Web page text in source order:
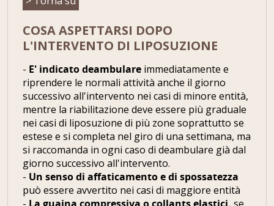
COSA ASPETTARSI DOPO
L'INTERVENTO DI LIPOSUZIONE
- E' indicato deambulare immediatamente e
riprendere le normali attività anche il giorno
successivo all'intervento nei casi di minore entità,
mentre la riabilitazione deve essere più graduale
nei casi di liposuzione di più zone soprattutto se
estese e si completa nel giro di una settimana, ma
si raccomanda in ogni caso di deambulare già dal
giorno successivo all'intervento.
- Un senso di affaticamento e di spossatezza
può essere avvertito nei casi di maggiore entità